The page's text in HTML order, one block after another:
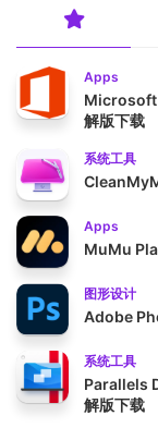
Apps
Microsoft
解版下载
系统工具
Apps
MuMu
图形设计
Adobe
系统工具
Parallels
解版下载